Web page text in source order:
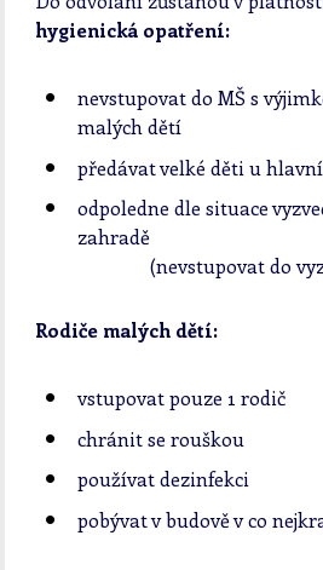
hygienická opatření:
nevstupovat do MŠ s
malých dětí
předávat velké děti u
odpoledne dle situace
(nevstupovat do
Rodiče malých dětí:
vstupovat pouze 1 rodič
chránit se rouškou
používat dezinfekci
pobývat v budově v co